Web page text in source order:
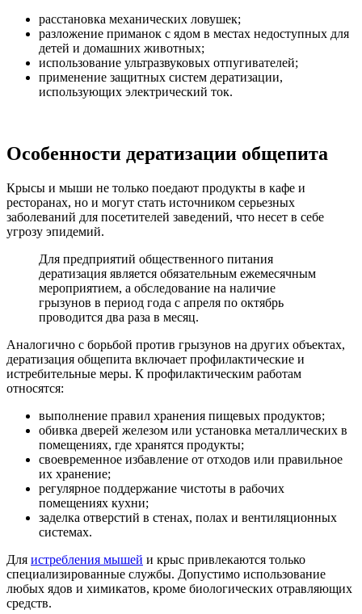
расстановка механических ловушек;
разложение приманок с ядом в местах недоступных для
детей и домашних животных;
использование ультразвуковых отпугивателей;
применение защитных систем дератизации,
использующих электрический ток.
Особенности дератизации общепита
Крысы и мыши не только поедают продукты в кафе и
ресторанах, но и могут стать источником серьезных
заболеваний для посетителей заведений, что несет в себе
угрозу эпидемий.
Для предприятий общественного питания
дератизация является обязательным ежемесячным
мероприятием, а обследование на наличие
грызунов в период года с апреля по октябрь
проводится два раза в месяц.
Аналогично с борьбой против грызунов на других объектах,
дератизация общепита включает профилактические и
истребительные меры. К профилактическим работам
относятся:
выполнение правил хранения пищевых продуктов;
обивка дверей железом или установка металлических в
помещениях, где хранятся продукты;
своевременное избавление от отходов или правильное
их хранение;
регулярное поддержание чистоты в рабочих
помещениях кухни;
заделка отверстий в стенах, полах и вентиляционных
системах.
Для истребления мышей и крыс привлекаются только
специализированные службы. Допустимо использование
любых ядов и химикатов, кроме биологических отравляющих
средств.